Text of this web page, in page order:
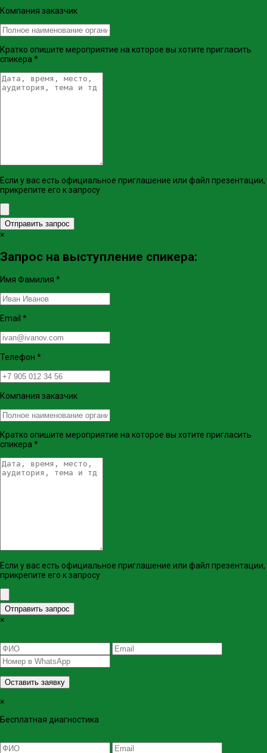
Компания заказчик
Кратко опишите мероприятие на которое вы хотите пригласить
спикера *
Если у вас есть официальное приглашение или файл презентации,
прикрепите его к запросу
Отправить запрос
×
Запрос на выступление спикера:
Имя Фамилия *
Email *
Телефон *
Компания заказчик
Кратко опишите мероприятие на которое вы хотите пригласить
спикера *
Если у вас есть официальное приглашение или файл презентации,
прикрепите его к запросу
Отправить запрос
×
Оставить заявку
×
Бесплатная диагностика